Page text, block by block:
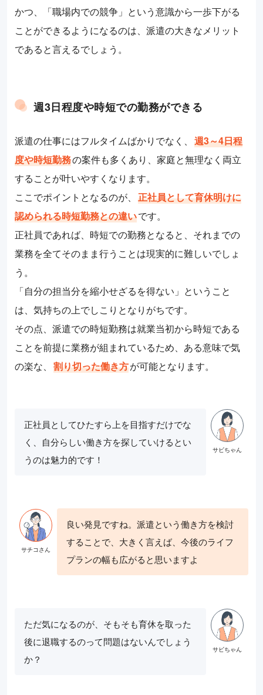
かつ、「職場内での競争」という意識から一歩下がる
ことができるようになるのは、派遣の大きなメリット
であると言えるでしょう。
週3日程度や時短での勤務ができる
派遣の仕事にはフルタイムばかりでなく、 週3～4日程
度や時短勤務の案件も多くあり、家庭と無理なく両立
することが叶いやすくなります。
ここでポイントとなるのが、 正社員として育休明けに
認められる時短勤務との違いです。
正社員であれば、時短での勤務となると、それまでの
業務を全てそのまま行うことは現実的に難しいでしょ
う。
「自分の担当分を縮小せざるを得ない」ということ
は、気持ちの上でしこりとなりがちです。
その点、派遣での時短勤務は就業当初から時短である
ことを前提に業務が組まれているため、ある意味で気
の楽な、 割り切った働き方が可能となります。
正社員としてひたすら上を目指すだけでな
く、自分らしい働き方を探していけるとい
うのは魅力的です！
良い発見ですね。派遣という働き方を検討
することで、大きく言えば、今後のライフ
プランの幅も広がると思いますよ
ただ気になるのが、そもそも育休を取った
後に退職するのって問題はないんでしょう
か？